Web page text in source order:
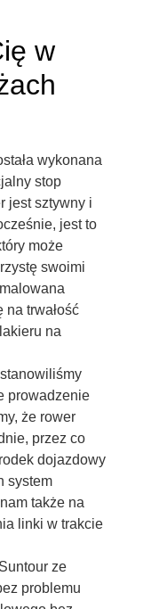
w
wykonana
stop
jest sztywny i
jest to
może
swoimi
na trwałość
na
prowadzenie
że rower
przez co
dojazdowy
system
także na
linki w trakcie
ze
problemu